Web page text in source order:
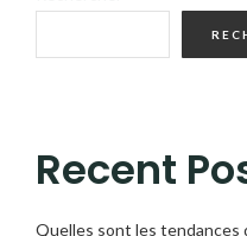
Recent
Quelles sont les tendances